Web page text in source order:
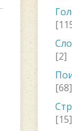
[2]
[68]
[15]